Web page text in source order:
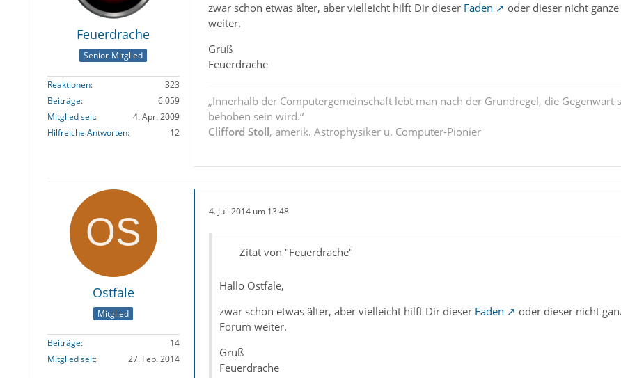
Feuerdrache
Senior-Mitglied
Reaktionen
323
Beiträge
6.059
Mitglied seit
4. Apr. 2009
Hilfreiche Antworten
12
zwar schon etwas älter, aber vielleicht hilft Dir dieser Faden oder dieser nicht
weiter.
Gruß
Feuerdrache
„Innerhalb der Computergemeinschaft lebt man nach der Grundregel, die
behoben sein wird.“
Clifford Stoll, amerik. Astrophysiker u. Computer-Pionier
Ostfale
Mitglied
Beiträge
14
Mitglied seit
27. Feb. 2014
4. Juli 2014 um 13:48
Zitat von "Feuerdrache"
Hallo Ostfale,
zwar schon etwas älter, aber vielleicht hilft Dir dieser Faden oder dieser nicht
Forum weiter.
Gruß
Feuerdrache